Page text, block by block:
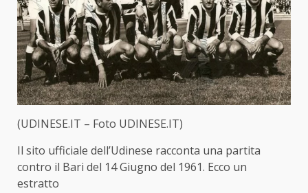
(UDINESE.IT – Foto UDINESE.IT)
Il sito ufficiale dell’Udinese racconta una partita
contro il Bari del 14 Giugno del 1961. Ecco un
estratto